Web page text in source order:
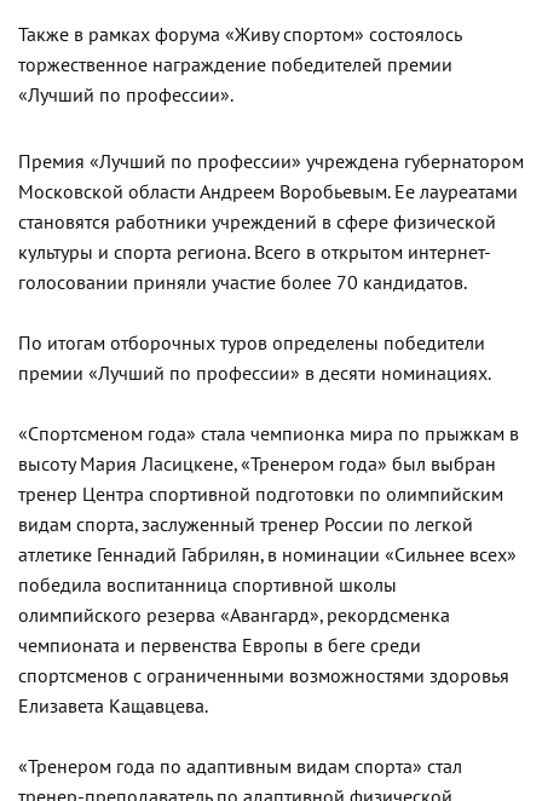
Также в рамках форума «Живу спортом» состоялось
торжественное награждение победителей премии
«Лучший по профессии».
Премия «Лучший по профессии» учреждена губернатором
Московской области Андреем Воробьевым. Ее лауреатами
становятся работники учреждений в сфере физической
культуры и спорта региона. Всего в открытом интернет-
голосовании приняли участие более 70 кандидатов.
По итогам отборочных туров определены победители
премии «Лучший по профессии» в десяти номинациях.
«Спортсменом года» стала чемпионка мира по прыжкам в
высоту Мария Ласицкене, «Тренером года» был выбран
тренер Центра спортивной подготовки по олимпийским
видам спорта, заслуженный тренер России по легкой
атлетике Геннадий Габрилян, в номинации «Сильнее всех»
победила воспитанница спортивной школы
олимпийского резерва «Авангард», рекордсменка
чемпионата и первенства Европы в беге среди
спортсменов с ограниченными возможностями здоровья
Елизавета Кащавцева.
«Тренером года по адаптивным видам спорта» стал